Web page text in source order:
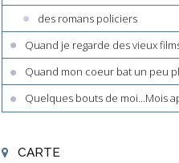
des romans policiers
Quand je regarde des vieux
Quand mon coeur bat un peu
Quelques bouts de moi...Mois
CARTE